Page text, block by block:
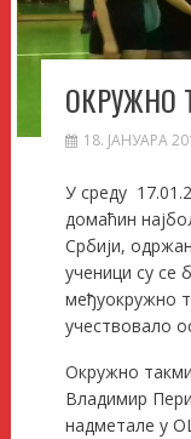
ОКРУЖНО
18. ЈАНУАРА
У среду
домаћин
Србији,
ученици су се
међуокружно
учествовало
Окружно
Владимир
надметале у